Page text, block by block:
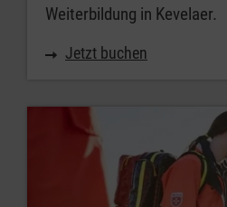
Weiterbildung in Kevelaer.
Jetzt buchen